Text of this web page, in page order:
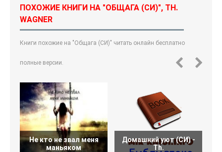
ПОХОЖИЕ КНИГИ НА "ОБЩАГА (СИ)", TH.
WAGNER
Книги похожие на "Общага (СИ)" читать онлайн бесплатно
полные версии.
Не кто не звал меня
маньяком
Домашний уют (СИ) -
Th.